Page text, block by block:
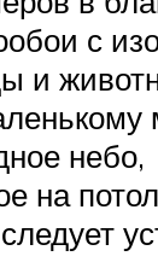
с
и
небо,
на